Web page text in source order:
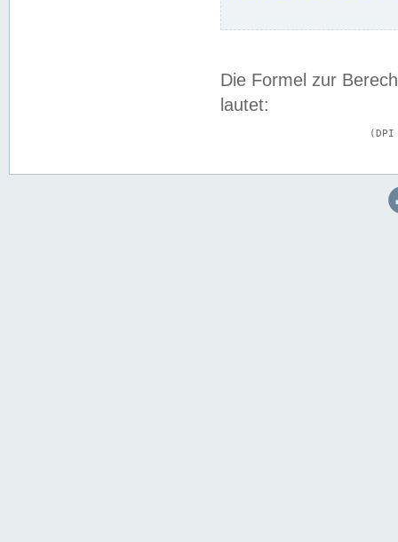
Die Formel zur
lautet: